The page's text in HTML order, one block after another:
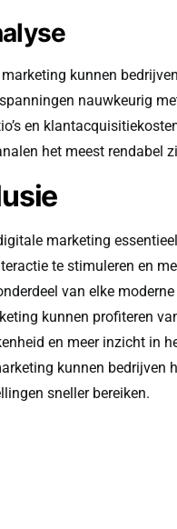
kunnen
nauwkeurig
en
het meest rendabel
marketing
te stimuleren en
van elke
kunnen profiteren
en meer inzicht in
kunnen bedrijven
sneller bereiken.